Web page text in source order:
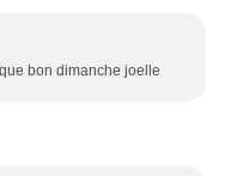
bon dimanche joelle